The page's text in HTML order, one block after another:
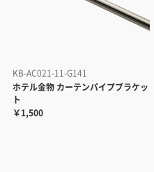
KB-AC021-11-G141
ホテル金物 カーテンパイプブラケッ
ト
￥1,500